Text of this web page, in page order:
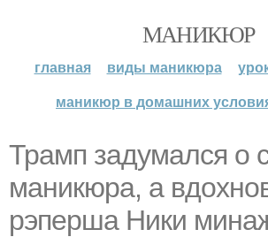
МАНИКЮР
главная виды маникюра
маникюр в домашних
Трамп задумался о
маникюра, а
рэперша Ники